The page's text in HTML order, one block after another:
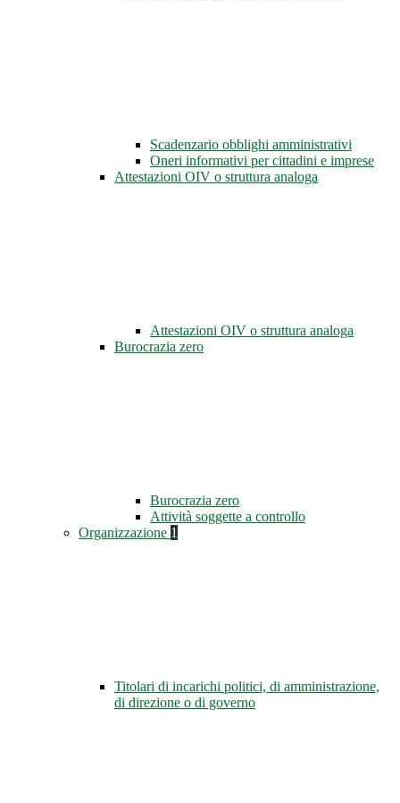
Scadenzario obblighi amministrativi
Oneri informativi per cittadini e imprese
Attestazioni OIV o struttura analoga
Attestazioni OIV o struttura analoga
Burocrazia zero
Burocrazia zero
Attività soggette a controllo
Organizzazione 1
Titolari di incarichi politici, di amministrazione,
di direzione o di governo